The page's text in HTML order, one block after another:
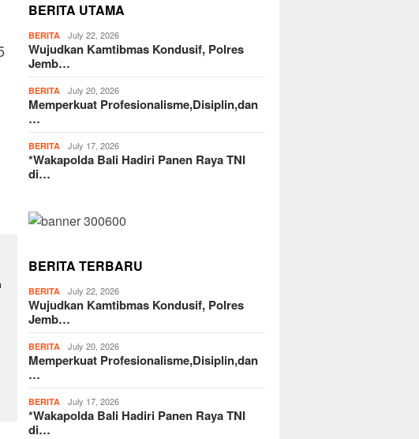
BERITA UTAMA
BERITA July 22, 2026
Wujudkan Kamtibmas Kondusif, Polres
Jemb…
BERITA July 20, 2026
Memperkuat Profesionalisme,Disiplin,dan
…
BERITA July 17, 2026
*Wakapolda Bali Hadiri Panen Raya TNI
di…
BERITA TERBARU
BERITA July 22, 2026
Wujudkan Kamtibmas Kondusif, Polres
Jemb…
BERITA July 20, 2026
Memperkuat Profesionalisme,Disiplin,dan
…
BERITA July 17, 2026
*Wakapolda Bali Hadiri Panen Raya TNI
di…